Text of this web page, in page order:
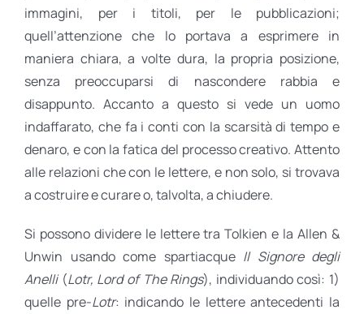
immagini, per i titoli, per le pubblicazioni;
quell’attenzione che lo portava a esprimere in
maniera chiara, a volte dura, la propria posizione,
senza preoccuparsi di nascondere rabbia e
disappunto. Accanto a questo si vede un uomo
indaffarato, che fa i conti con la scarsità di tempo e
denaro, e con la fatica del processo creativo. Attento
alle relazioni che con le lettere, e non solo, si trovava
a costruire e curare o, talvolta, a chiudere.
Si possono dividere le lettere tra Tolkien e la Allen &
Unwin usando come spartiacque Il Signore degli
Anelli(Lotr, Lord of The Rings), individuando così: 1)
quelle pre-Lotr: indicando le lettere antecedenti la